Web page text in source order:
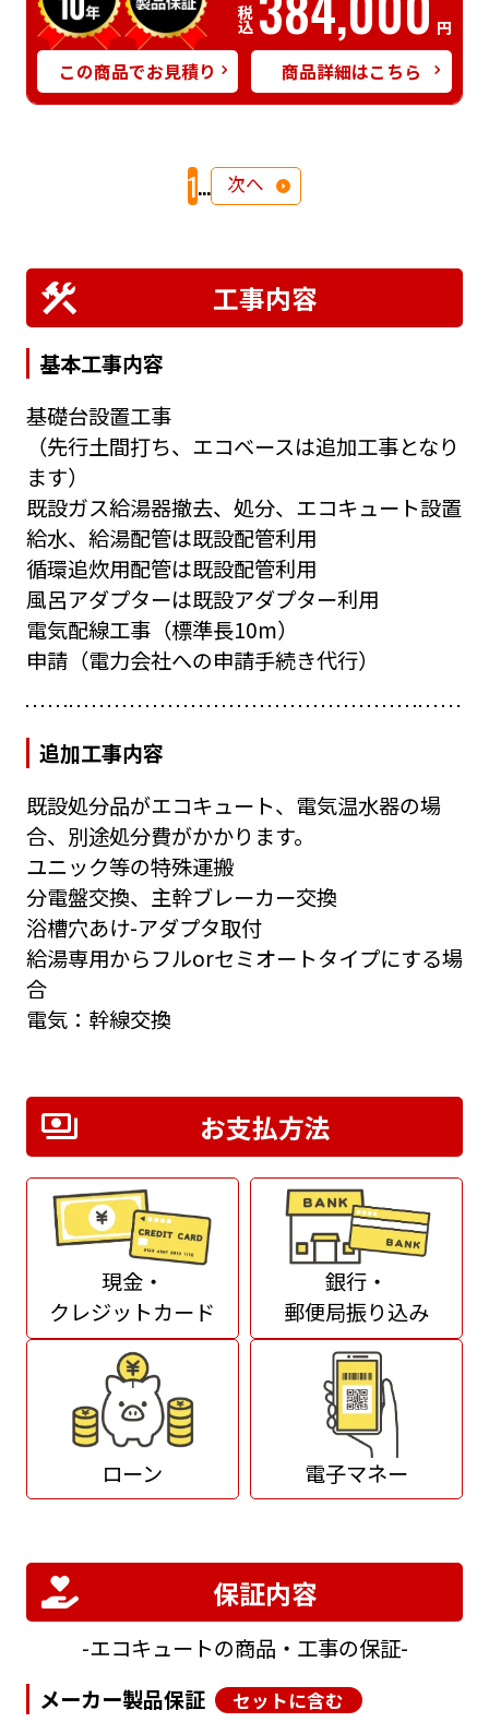
税込 円
この商品でお見積り 商品詳細はこちら
1... 次へ
工事内容
基本工事内容
基礎台設置工事
（先行土間打ち、エコベースは追加工事となり
ます）
既設ガス給湯器撤去、処分、エコキュート設置
給水、給湯配管は既設配管利用
循環追炊用配管は既設配管利用
風呂アダプターは既設アダプター利用
電気配線工事（標準長10m）
申請（電力会社への申請手続き代行）
追加工事内容
既設処分品がエコキュート、電気温水器の場
合、別途処分費がかかります。
ユニック等の特殊運搬
分電盤交換、主幹ブレーカー交換
浴槽穴あけ-アダプタ取付
給湯専用からフルorセミオートタイプにする場
合
電気：幹線交換
お支払方法
現金・
クレジットカード
銀行・
郵便局振り込み
ローン 電子マネー
保証内容
エコキュートの商品・工事の保証
メーカー製品保証
セットに含む